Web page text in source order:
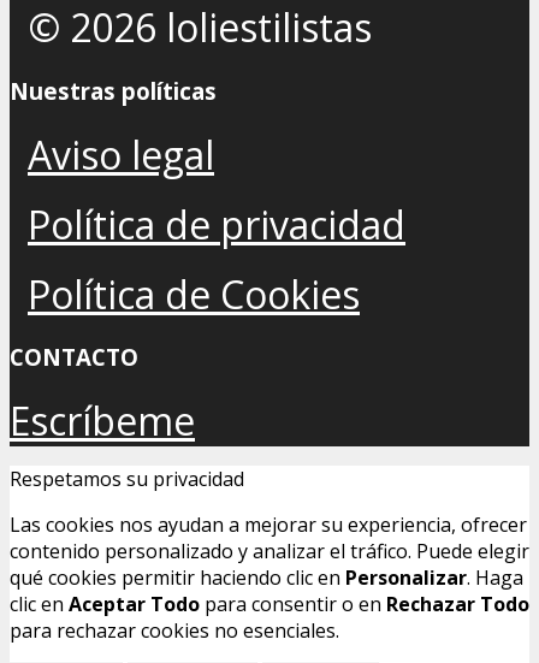
© 2026 loliestilistas
Nuestras políticas
Aviso legal
Política de privacidad
Política de Cookies
CONTACTO
Escríbeme
Respetamos su privacidad
Las cookies nos ayudan a mejorar su experiencia, ofrecer
contenido personalizado y analizar el tráfico. Puede elegir
qué cookies permitir haciendo clic en Personalizar. Haga
clic en Aceptar Todo para consentir o en Rechazar Todo
para rechazar cookies no esenciales.